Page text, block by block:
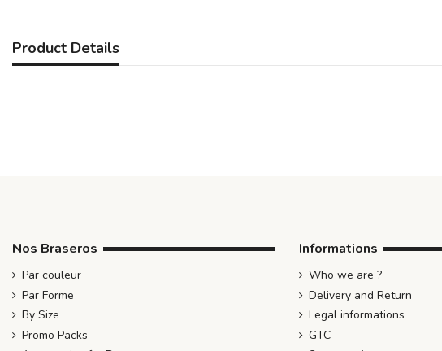
Product Details
Nos Braseros
Par couleur
Par Forme
By Size
Promo Packs
Informations
Who we are ?
Delivery and Return
Legal informations
GTC